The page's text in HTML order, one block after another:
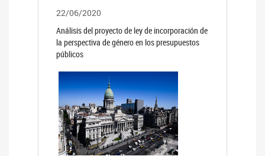
22/06/2020
Análisis del proyecto de ley de incorporación de
la perspectiva de género en los presupuestos
públicos